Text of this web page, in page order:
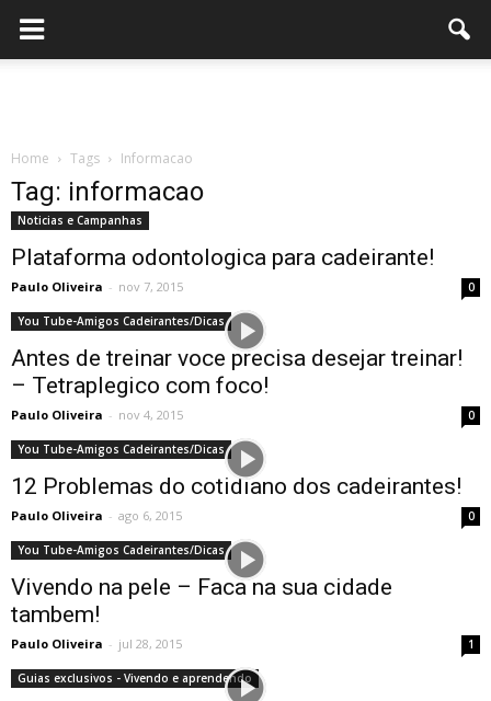
Home Tags Informacao
Tag: informacao
Noticias e Campanhas
Plataforma odontologica para cadeirante!
Paulo Oliveira - nov 7, 2015 0
You Tube-Amigos Cadeirantes/Dicas
Antes de treinar voce precisa desejar treinar!
– Tetraplegico com foco!
Paulo Oliveira - nov 4, 2015 0
You Tube-Amigos Cadeirantes/Dicas
12 Problemas do cotidiano dos cadeirantes!
Paulo Oliveira - ago 6, 2015 0
You Tube-Amigos Cadeirantes/Dicas
Vivendo na pele – Faca na sua cidade
tambem!
Paulo Oliveira - jul 28, 2015 1
Guias exclusivos - Vivendo e aprendendo